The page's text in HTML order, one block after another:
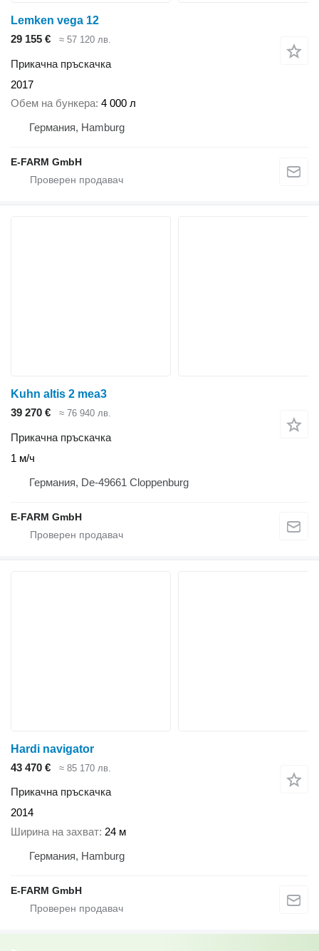
Lemken vega 12
29 155 €
≈ 57 120 лв.
Прикачна пръскачка
2017
Обем на бункера 4 000 л
Германия, Hamburg
E-FARM GmbH
Kuhn altis 2 mea3
39 270 €
≈ 76 940 лв.
Прикачна пръскачка
1 м/ч
Германия, De-49661 Cloppenburg
E-FARM GmbH
Hardi navigator
43 470 €
≈ 85 170 лв.
Прикачна пръскачка
2014
Ширина на захват 24 м
Германия, Hamburg
E-FARM GmbH